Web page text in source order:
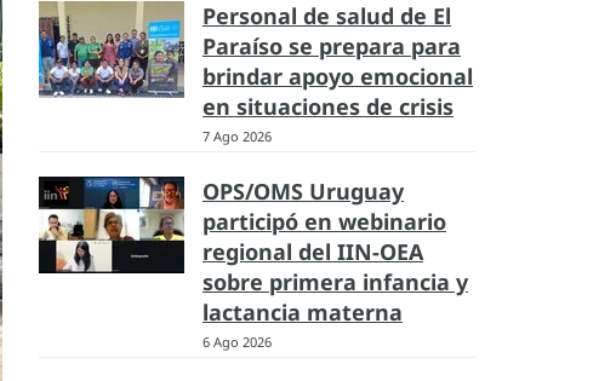
Personal de salud de El
Paraíso se prepara para
brindar apoyo emocional
en situaciones de crisis
7 Ago 2026
OPS/OMS Uruguay
participó en webinario
regional del IIN-OEA
sobre primera infancia y
lactancia materna
6 Ago 2026